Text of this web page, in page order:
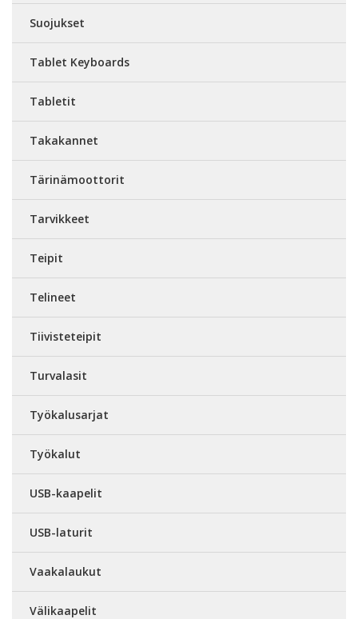
Suojukset
Tablet Keyboards
Tabletit
Takakannet
Tärinämoottorit
Tarvikkeet
Teipit
Telineet
Tiivisteteipit
Turvalasit
Työkalusarjat
Työkalut
USB-kaapelit
USB-laturit
Vaakalaukut
Välikaapelit